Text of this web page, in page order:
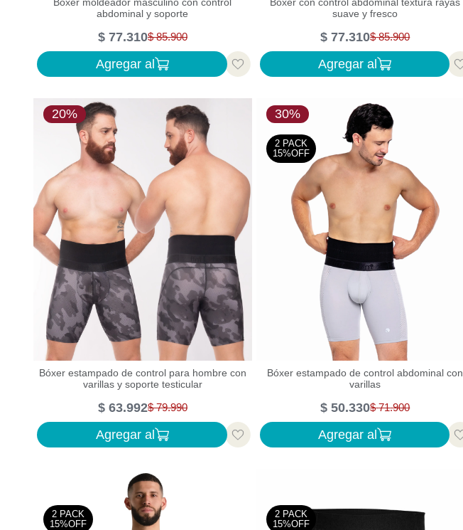
abdominal y soporte
$ 85.900
$ 77.310
Agregar al
suave y fresco
$ 85.900
$ 77.310
Agregar al
20%
Bóxer estampado de control para hombre con
varillas y soporte testicular
$ 79.990
$ 63.992
Agregar al
30%
2 PACK
15%OFF
Bóxer estampado de control abdominal con
varillas
$ 71.900
$ 50.330
Agregar al
2 PACK
15%OFF
2 PACK
15%OFF